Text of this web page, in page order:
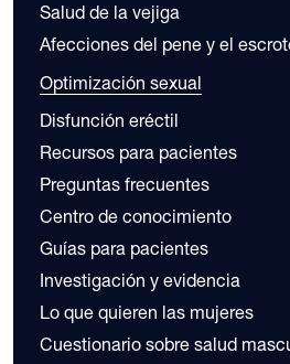
Salud de la vejiga
Afecciones del pene y el
Optimización sexual
Disfunción eréctil
Recursos para pacientes
Preguntas frecuentes
Centro de conocimiento
Guías para pacientes
Investigación y evidencia
Lo que quieren las mujeres
Cuestionario sobre salud